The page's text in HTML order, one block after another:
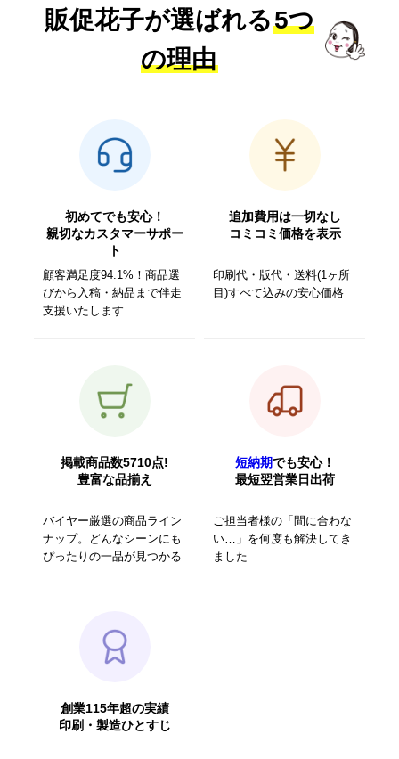
販促花子が選ばれる5つ
の理由
初めてでも安心！
親切なカスタマーサポー
ト
顧客満足度94.1%！商品選
びから入稿・納品まで伴走
支援いたします
追加費用は一切なし
コミコミ価格を表示
印刷代・版代・送料(1ヶ所
目)すべて込みの安心価格
掲載商品数5710点!
豊富な品揃え
バイヤー厳選の商品ライン
ナップ。どんなシーンにも
ぴったりの一品が見つかる
短納期でも安心！
最短翌営業日出荷
ご担当者様の「間に合わな
い…」を何度も解決してき
ました
創業115年超の実績
印刷・製造ひとすじ